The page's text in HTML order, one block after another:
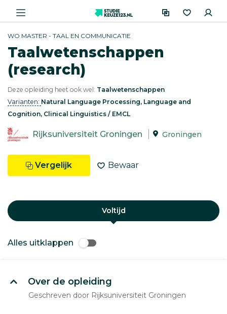
WO MASTER - TAAL EN COMMUNICATIE
Taalwetenschappen
(research)
Deze opleiding heet ook wel: Taalwetenschappen
Varianten: Natural Language Processing, Language and
Cognition, Clinical Linguistics / EMCL
Rijksuniversiteit Groningen Groningen
Vergelijk Bewaar
Voltijd
Alles uitklappen
Over de opleiding
Geschreven door Rijksuniversiteit Groningen